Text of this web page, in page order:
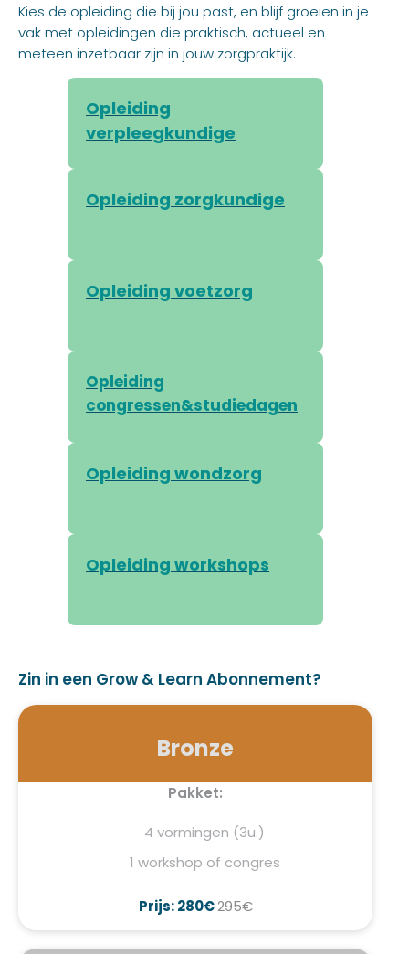
Kies de opleiding die bij jou past, en blijf groeien in je
vak met opleidingen die praktisch, actueel en
meteen inzetbaar zijn in jouw zorgpraktijk.
Opleiding
verpleegkundige
Opleiding zorgkundige
Opleiding voetzorg
Opleiding
congressen&studiedagen
Opleiding wondzorg
Opleiding workshops
Zin in een Grow & Learn Abonnement?
Bronze
Pakket:
4 vormingen (3u.)
1 workshop of congres
Prijs: 280€295€